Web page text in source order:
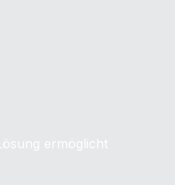
ermöglicht